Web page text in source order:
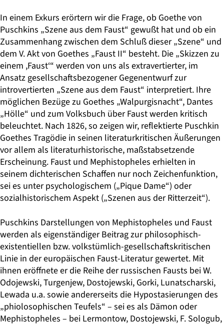
In einem Exkurs erörtern wir die Frage, ob Goethe von
Puschkins „Szene aus dem Faust“ gewußt hat und ob ein
Zusammenhang zwischen dem Schluß dieser „Szene“ und
dem V. Akt von Goethes „Faust II“ besteht. Die „Skizzen zu
einem ,Faust‘“ werden von uns als extravertierter, im
Ansatz gesellschafts­bezogener Gegenentwurf zur
introvertierten „Szene aus dem Faust“ interpretiert. Ihre
möglichen Bezüge zu Goethes „Walpurgisnacht“, Dantes
„Hölle“ und zum Volksbuch über Faust werden kritisch
beleuchtet. Nach 1826, so zeigen wir, reflektierte Puschkin
Goethes Tragödie in seinen literaturkriti­schen Äußerungen
vor allem als literaturhistorische, maßstabsetzende
Erscheinung. Faust und Mephistopheles erhielten in
seinem dichterischen Schaffen nur noch Zeichenfunktion,
sei es unter psychologischem („Pique Dame“) oder
sozialhistorischem Aspekt („Szenen aus der Ritterzeit“).
Puschkins Darstellungen von Mephistopheles und Faust
werden als eigenständiger Beitrag zur philosophisch-
existentiellen bzw. volkstümlich-gesellschaftskritischen
Linie in der europäischen Faust-Literatur gewertet. Mit
ihnen eröffnete er die Reihe der russischen Fausts bei W.
Odojewski, Turgenjew, Dostojewski, Gorki, Lunatscharski,
Lewada u.a. sowie andererseits die Hypostasierungen des
„phiolosophischen Teufels“ – sei es als Dämon oder
Mephistopheles – bei Lermontow, Dostojewski, F. Sologub,